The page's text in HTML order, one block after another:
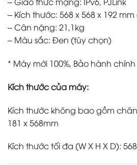
– Kích thước: 568‎ x 568 x 192
– Cân nặng: 21,1kg
– Màu sắc: Đen (tùy chọn)
* Máy mới 100%, Bảo hành
Kích thước của máy:
Kích thước không bao gồm chân
181 x 568mm
Kích thước tối đa (W X H X D):